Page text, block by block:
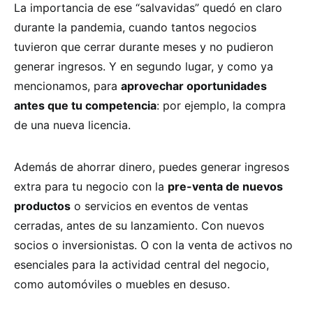
La importancia de ese “salvavidas” quedó en claro
durante la pandemia, cuando tantos negocios
tuvieron que cerrar durante meses y no pudieron
generar ingresos. Y en segundo lugar, y como ya
mencionamos, para aprovechar oportunidades
antes que tu competencia: por ejemplo, la compra
de una nueva licencia.
Además de ahorrar dinero, puedes generar ingresos
extra para tu negocio con la pre-venta de nuevos
productos o servicios en eventos de ventas
cerradas, antes de su lanzamiento. Con nuevos
socios o inversionistas. O con la venta de activos no
esenciales para la actividad central del negocio,
como automóviles o muebles en desuso.